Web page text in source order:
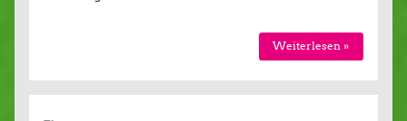
Weiterlesen »